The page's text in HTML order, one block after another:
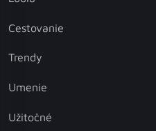
Cestovanie
Trendy
Umenie
Užitočné